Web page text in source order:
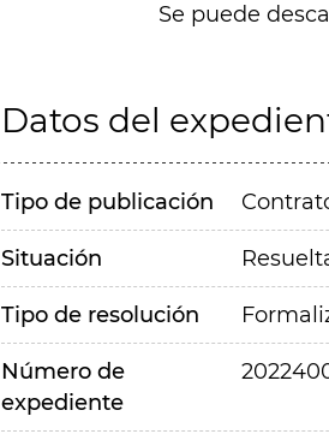
Se puede
Datos del
Tipo de publicación
Situación
Tipo de resolución
Número de
expediente